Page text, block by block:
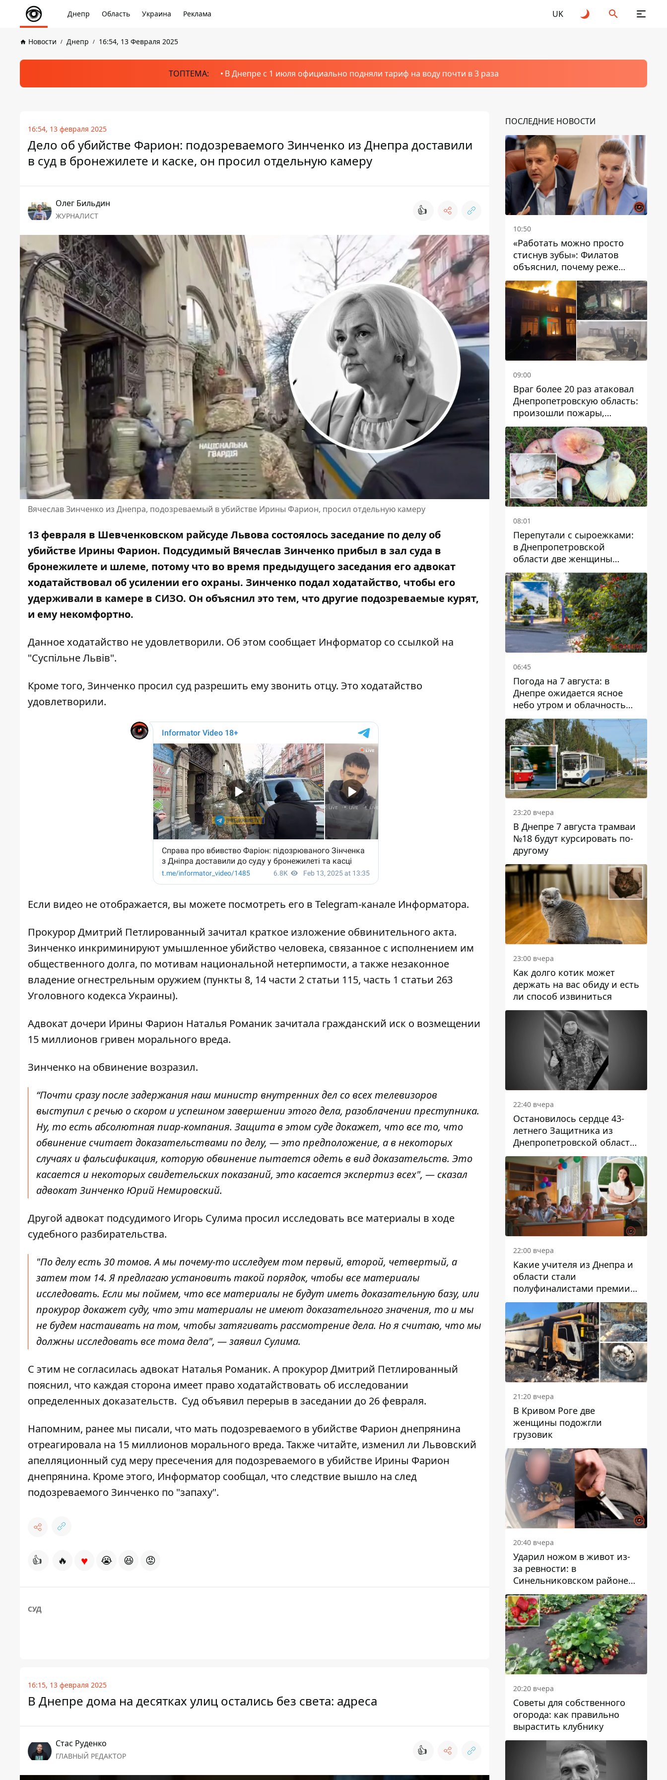
Днепр Область Украина Реклама UK
Новости Днепр 16:54, 13 Февраля 2025
ТОПТЕМА: В Днепре с 1 июля официально подняли тариф на воду почти в 3 раза
16:54, 13 февраля 2025
Дело об убийстве Фарион: подозреваемого Зинченко из Днепра доставили
в суд в бронежилете и каске, он просил отдельную камеру
Олег Бильдин
ЖУРНАЛИСТ 👍
Вячеслав Зинченко из Днепра, подозреваемый в убийстве Ирины Фарион, просил отдельную камеру
13 февраля в Шевченковском райсуде Львова состоялось заседание по делу об
убийстве Ирины Фарион. Подсудимый Вячеслав Зинченко прибыл в зал суда в
бронежилете и шлеме, потому что во время предыдущего заседания его адвокат
ходатайствовал об усилении его охраны. Зинченко подал ходатайство, чтобы его
удерживали в камере в СИЗО. Он объяснил это тем, что другие подозреваемые курят,
и ему некомфортно.
Данное ходатайство не удовлетворили. Об этом сообщает Информатор со ссылкой на
"Суспільне Львів".
Кроме того, Зинченко просил суд разрешить ему звонить отцу. Это ходатайство
удовлетворили.
Если видео не отображается, вы можете посмотреть его в Telegram-канале Информатора.
Прокурор Дмитрий Петлированный зачитал краткое изложение обвинительного акта.
Зинченко инкриминируют умышленное убийство человека, связанное с исполнением им
общественного долга, по мотивам национальной нетерпимости, а также незаконное
владение огнестрельным оружием (пункты 8, 14 части 2 статьи 115, часть 1 статьи 263
Уголовного кодекса Украины).
Адвокат дочери Ирины Фарион Наталья Романик зачитала гражданский иск о возмещении
15 миллионов гривен морального вреда.
Зинченко на обвинение возразил.
“Почти сразу после задержания наш министр внутренних дел со всех телевизоров
выступил с речью о скором и успешном завершении этого дела, разоблачении преступника.
Ну, то есть абсолютная пиар-компания. Защита в этом суде докажет, что все то, что
обвинение считает доказательствами по делу, — это предположение, а в некоторых
случаях и фальсификация, которую обвинение пытается одеть в вид доказательств. Это
касается и некоторых свидетельских показаний, это касается экспертиз всех", — сказал
адвокат Зинченко Юрий Немировский.
Другой адвокат подсудимого Игорь Сулима просил исследовать все материалы в ходе
судебного разбирательства.
"По делу есть 30 томов. А мы почему-то исследуем том первый, второй, четвертый, а
затем том 14. Я предлагаю установить такой порядок, чтобы все материалы
исследовать. Если мы поймем, что все материалы не будут иметь доказательную базу, или
прокурор докажет суду, что эти материалы не имеют доказательного значения, то и мы
не будем настаивать на том, чтобы затягивать рассмотрение дела. Но я считаю, что мы
должны исследовать все тома дела", — заявил Сулима.
С этим не согласилась адвокат Наталья Романик. А прокурор Дмитрий Петлированный
пояснил, что каждая сторона имеет право ходатайствовать об исследовании
определенных доказательств. Суд объявил перерыв в заседании до 26 февраля.
Напомним, ранее мы писали, что мать подозреваемого в убийстве Фарион днепрянина
отреагировала на 15 миллионов морального вреда. Также читайте, изменил ли Львовский
апелляционный суд меру пресечения для подозреваемого в убийстве Ирины Фарион
днепрянина. Кроме этого, Информатор сообщал, что следствие вышло на след
подозреваемого Зинченко по "запаху".
👍 🔥 ♥ 😭 😆 😡
СУД
16:15, 13 февраля 2025
В Днепре дома на десятках улиц остались без света: адреса
Стаc Руденко
ГЛАВНЫЙ РЕДАКТОР 👍
ПОСЛЕДНИЕ НОВОСТИ
10:50
«Работать можно просто
стиснув зубы»: Филатов
объяснил, почему реже
пишет в соцсетях и
раскритиковал медийность
чиновников
09:00
Враг более 20 раз атаковал
Днепропетровскую область:
произошли пожары,
повреждены дома,
инфраструктура и авто
08:01
Перепутали с сыроежками:
в Днепропетровской
области две женщины
отравились грибами
06:45
Погода на 7 августа: в
Днепре ожидается ясное
небо утром и облачность
после обеда
23:20 вчера
В Днепре 7 августа трамваи
№18 будут курсировать по-
другому
23:00 вчера
Как долго котик может
держать на вас обиду и есть
ли способ извиниться
22:40 вчера
Остановилось сердце 43-
летнего Защитника из
Днепропетровской области
Евгения Зинченко
22:00 вчера
Какие учителя из Днепра и
области стали
полуфиналистами премии
Global Teacher Prize Ukraine
2026
21:20 вчера
В Кривом Роге две
женщины подожгли
грузовик
20:40 вчера
Ударил ножом в живот из-
за ревности: в
Синельниковском районе
задержали 49-летнего
мужчину за убийство
20:20 вчера
Советы для собственного
огорода: как правильно
вырастить клубнику